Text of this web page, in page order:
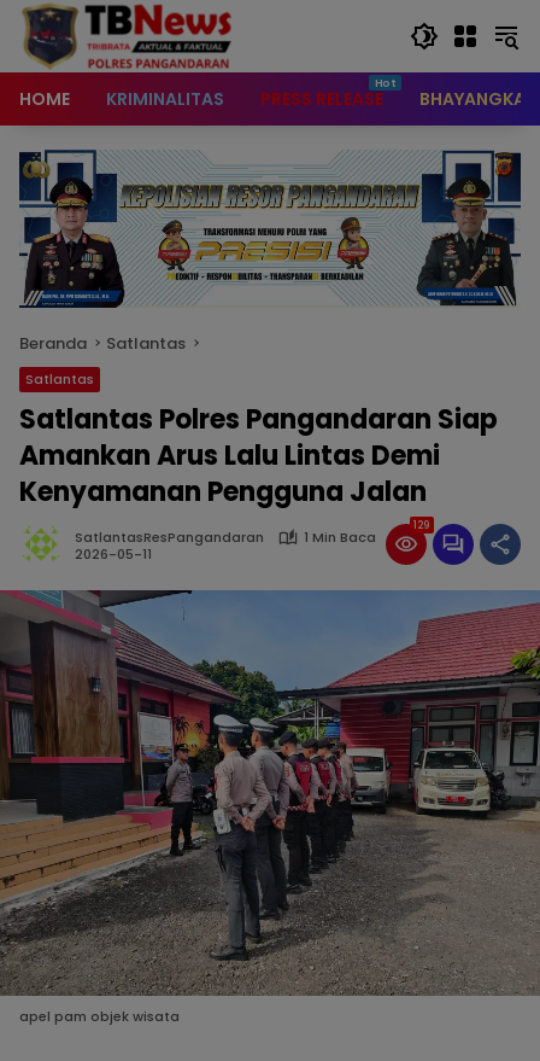
content
HOME KRIMINALITAS PRESS RELEASE BHAYANGKARI
Beranda Satlantas
Satlantas
Satlantas Polres Pangandaran Siap
Amankan Arus Lalu Lintas Demi
Kenyamanan Pengguna Jalan
SatlantasResPangandaran
1 Min Baca
2026-05-11
129
apel pam objek wisata